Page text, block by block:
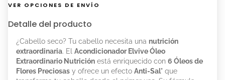
VER OPCIONES DE ENVÍO
Detalle del producto
¿Cabello seco? Tu cabello necesita una nutrición
extraordinaria. El Acondicionador Elvive Óleo
Extraordinario Nutrición está enriquecido con 6 Óleos de
Flores Preciosas y ofrece un efecto Anti-Sal° que